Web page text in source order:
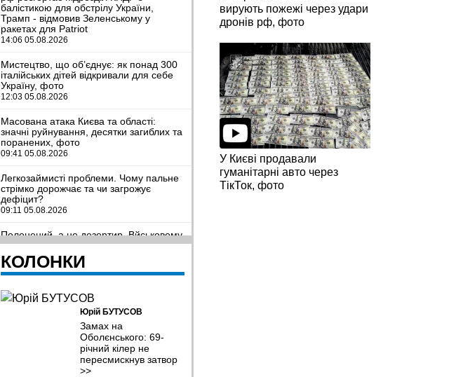
балістикою для обстрілу України,
Трамп - відмовив Зеленському у
ракетах для Patriot
14:06 05.08.2026
Мистецтво, що об’єднує: як понад 300
італійських дітей відкривали для себе
Україну, фото
12:03 05.08.2026
Масована атака Києва та області:
значні руйнування, десятки загиблих та
поранених, фото
09:41 05.08.2026
Легкозаймисті проблеми. Чому пальне
стрімко дорожчає та чи загрожує
дефіцит?
09:11 05.08.2026
Полонений, а не дезертир. Вйськовому
з Полтавщини знадобився ще рік, щоб
відновити справедливість
08:38 05.08.2026
У Хмельницькому планують створити
систему відеоспостереження та
відеоаналітики з ШІ
У Чернівцях представили результати
дослідження якості води у
прифронтових громадах
КОЛОНКИ
Юрій БУТУСОВ
Замах на
Оболєнського: 69-
річний кілер не
пересмискнув затвор
>>
вирують пожежі через удари
дронів рф, фото
У Києві продавали
гуманітарні авто через
ТікТок, фото